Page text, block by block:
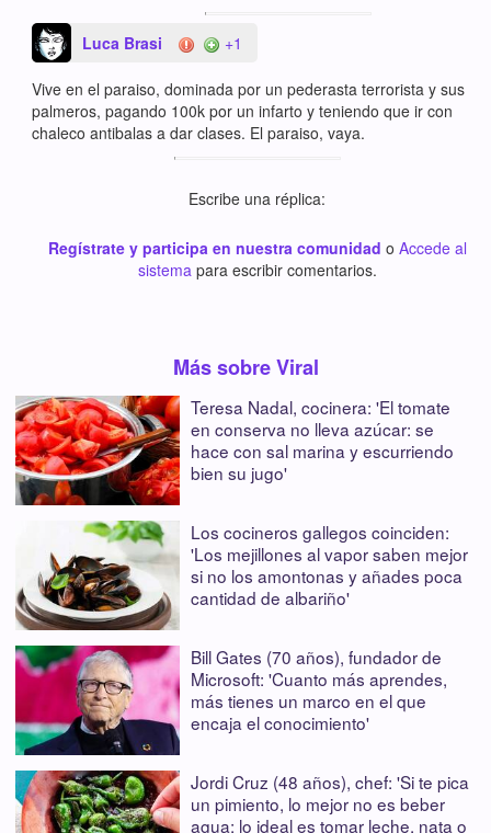
Luca Brasi +1
Vive en el paraiso, dominada por un pederasta terrorista y sus
palmeros, pagando 100k por un infarto y teniendo que ir con
chaleco antibalas a dar clases. El paraiso, vaya.
Escribe una réplica:
Regístrate y participa en nuestra comunidad o Accede al
sistema para escribir comentarios.
Más sobre Viral
Teresa Nadal, cocinera: 'El tomate
en conserva no lleva azúcar: se
hace con sal marina y escurriendo
bien su jugo'
Los cocineros gallegos coinciden:
'Los mejillones al vapor saben mejor
si no los amontonas y añades poca
cantidad de albariño'
Bill Gates (70 años), fundador de
Microsoft: 'Cuanto más aprendes,
más tienes un marco en el que
encaja el conocimiento'
Jordi Cruz (48 años), chef: 'Si te pica
un pimiento, lo mejor no es beber
agua; lo ideal es tomar leche, nata o